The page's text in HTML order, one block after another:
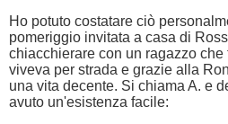
Ho potuto costatare ciò
pomeriggio invitata a casa di
chiacchierare con un ragazzo che
viveva per strada e grazie alla
una vita decente. Si chiama A. e
avuto un'esistenza facile: